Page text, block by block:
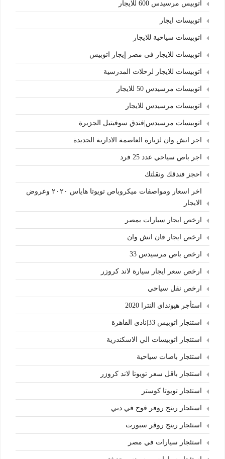
اتوبيس مرسيدس 600 للايجار
اتوبيسات ايجار
اتوبيسات سياحية للايجار
اتوبيسات للايجار فى مصر إيجار اتوبيس
اتوبيسات للايجار لرحلات المدرسية
اتوبيسات مرسيدس 50 للايجار
اتوبيسات مرسيدس للايجار
اتوبيسات مرسيدس|فندق سوفيتيل الجزيرة
اجر اتش وان لزيارة العاصمة الادارية الجديدة
اجر باص سياحي عدد 25 فرد
احجز فندقك ونقلتك
اخر اسعار ومواصفات ميكروباص تويوتا هاياس ٢٠٢٠ وعروض
الايجار
ارخص ايجار سيارات بمصر
ارخص ايجار فان اتش وان
ارخص باص مرسيدس 33
ارخص سعر ايجار سيارة لاند كروزر
ارخص نقل سياحي
استأجر هيونداي النترا 2020
استئجار اتوبيس 33|نادي القاهرة
استئجار اتوبيسات الي الاسكندرية
استئجار باصات سياحية
استئجار باقل سعر تويوتا لاند كروزر
استئجار تويوتا كوستر
استئجار رينج روفر فوج في دبي
استئجار رينج روڤر سبورت
استئجار سيارات في مصر